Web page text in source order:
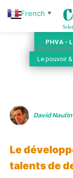
PHVA -
Le pouvoir
David Naulin
Le
talents de
French ▼